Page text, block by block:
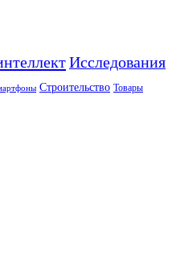
Исследования
Строительство Товары